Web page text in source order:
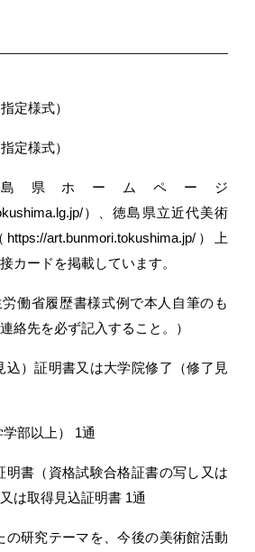
定様式）
定様式）
県ホームページ
）、徳島県立近代美術
art.bunmori.tokushima.jp/）上
カードを掲載しています。
働省履歴書様式例で本人自筆のも
絡先を必ず記入すること。）
込）証明書又は大学院修了（修了見
部以上） 1通
明書（資格試験合格証書の写し又は
は取得見込証明書 1通
の研究テーマを、今後の美術館活動